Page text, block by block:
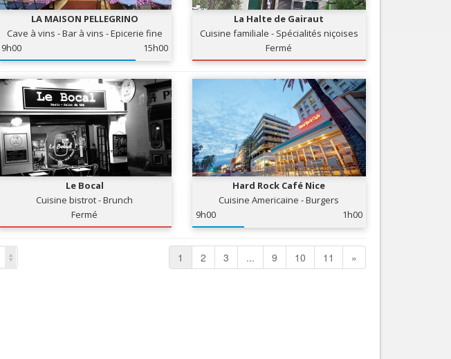
LA MAISON PELLEGRINO
Cave à vins - Bar à vins - Epicerie fine
9h00
15h00
La Halte de Gairaut
Cuisine familiale - Spécialités niçoises
Fermé
Le Bocal
Cuisine bistrot - Brunch
Fermé
Hard Rock Café Nice
Cuisine Americaine - Burgers
9h00
1h00
1 2 3 ... 9 10 11 »